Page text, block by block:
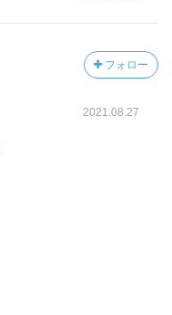
フォロー
2021.08.27